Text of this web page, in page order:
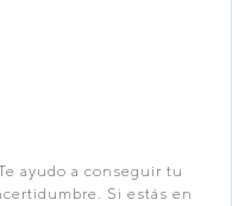
ayudo a conseguir tu
Si estás en